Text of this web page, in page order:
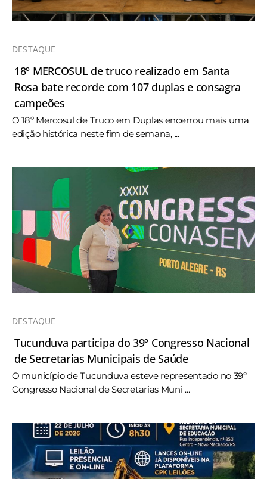
DESTAQUE
18º MERCOSUL de truco realizado em Santa
Rosa bate recorde com 107 duplas e consagra
campeões
O 18º Mercosul de Truco em Duplas encerrou mais uma
edição histórica neste fim de semana, ...
DESTAQUE
Tucunduva participa do 39º Congresso Nacional
de Secretarias Municipais de Saúde
O município de Tucunduva esteve representado no 39º
Congresso Nacional de Secretarias Muni ...